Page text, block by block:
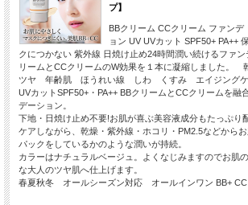
プ】
BBクリーム CCクリーム ファンデ
ョン UV UVカット SPF50+ PA++
クにつかない 紫外線 日焼け止め24時間潤い続けるファン
リームとCCクリームのW効果を１本に凝縮しました
ツヤ 年齢肌 ほうれい線 しわ くすみ エイジング
UVカットSPF50+・PA++ BBクリームとCCクリームを融
デーション。
下地・日焼け止め不要!お肌が喜ぶ美容液成分もたっぷり
ケアしながら、乾燥・紫外線・ホコリ・PM2.5などから
パックをしているかのような潤いが持続。
カラーはナチュラルベージュ。よくなじみますのでお肌
な大人のツヤ肌へ仕上げます。
春夏秋冬 オールシーズン対応 オールインワン BB+ CC